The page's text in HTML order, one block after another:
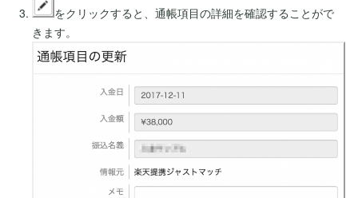
をクリックすると、通帳項目の詳細を確認することがで
きます。